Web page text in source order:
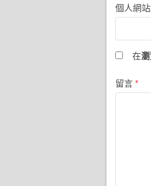
個人網
在
留言 *